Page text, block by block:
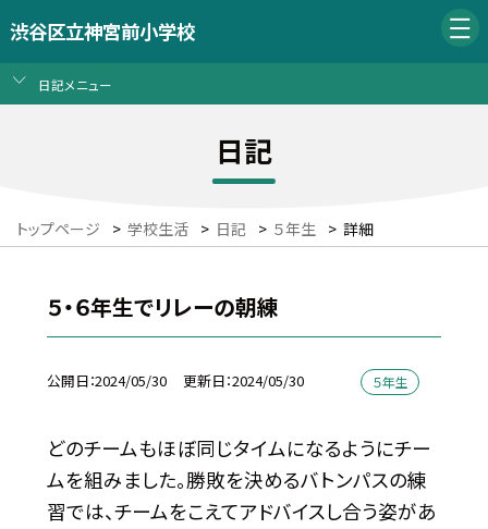
渋谷区立神宮前小学校
日記メニュー
日記
トップページ > 学校生活 > 日記 > ５年生 > 詳細
５・６年生でリレーの朝練
公開日 2024/05/30 更新日 2024/05/30 ５年生
どのチームもほぼ同じタイムになるようにチー
ムを組みました。勝敗を決めるバトンパスの練
習では、チームをこえてアドバイスし合う姿があ